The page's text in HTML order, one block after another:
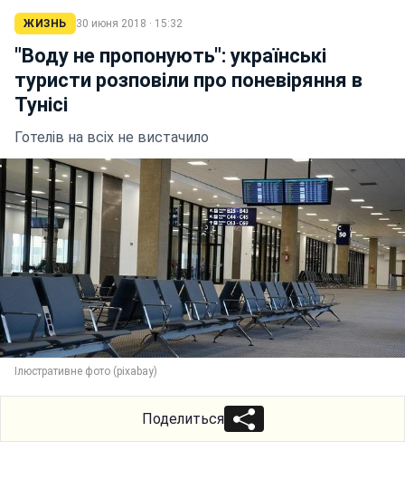
ЖИЗНЬ 30 июня 2018 · 15:32
"Воду не пропонують": українські
туристи розповіли про поневіряння в
Тунісі
Готелів на всіх не вистачило
Ілюстративне фото (pixabay)
Поделиться